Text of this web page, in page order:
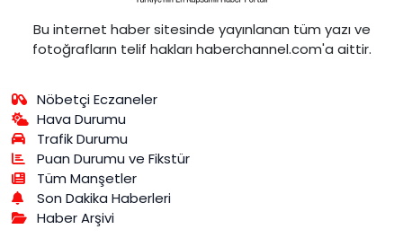
Bu internet haber sitesinde yayınlanan tüm yazı ve
fotoğrafların telif hakları haberchannel.com'a aittir.
Nöbetçi Eczaneler
Hava Durumu
Trafik Durumu
Puan Durumu ve Fikstür
Tüm Manşetler
Son Dakika Haberleri
Haber Arşivi